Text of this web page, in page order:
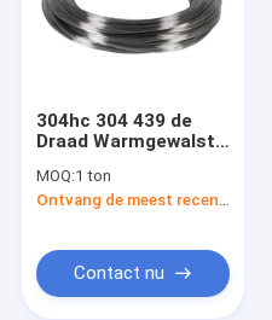
304hc 304 439 de
Draad Warmgewalst
van de Roestvrij
staallente
MOQ:1 ton
Contact nu